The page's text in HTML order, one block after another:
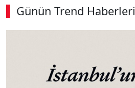
Günün Trend Haberleri